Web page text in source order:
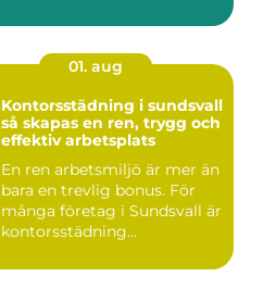
01. aug
Kontorsstädning i sundsvall
så skapas en ren, trygg och
effektiv arbetsplats
En ren arbetsmiljö är mer än
bara en trevlig bonus. För
många företag i Sundsvall är
kontorsstädning...